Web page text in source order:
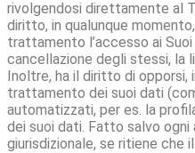
rivolgendosi direttamente al
diritto, in qualunque
trattamento l’accesso ai
cancellazione degli stessi, la
Inoltre, ha il diritto di opporsi,
trattamento dei suoi dati
automatizzati, per es. la
dei suoi dati. Fatto salvo
giurisdizionale, se ritiene